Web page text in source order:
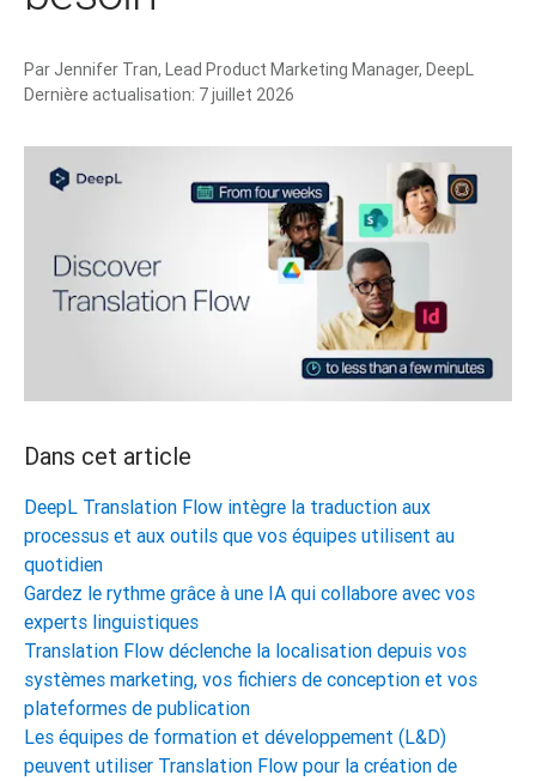
Par Jennifer Tran, Lead Product Marketing Manager, DeepL
Dernière actualisation: 7 juillet 2026
Dans cet article
DeepL Translation Flow intègre la traduction aux
processus et aux outils que vos équipes utilisent au
quotidien
Gardez le rythme grâce à une IA qui collabore avec vos
experts linguistiques
Translation Flow déclenche la localisation depuis vos
systèmes marketing, vos fichiers de conception et vos
plateformes de publication
Les équipes de formation et développement (L&D)
peuvent utiliser Translation Flow pour la création de